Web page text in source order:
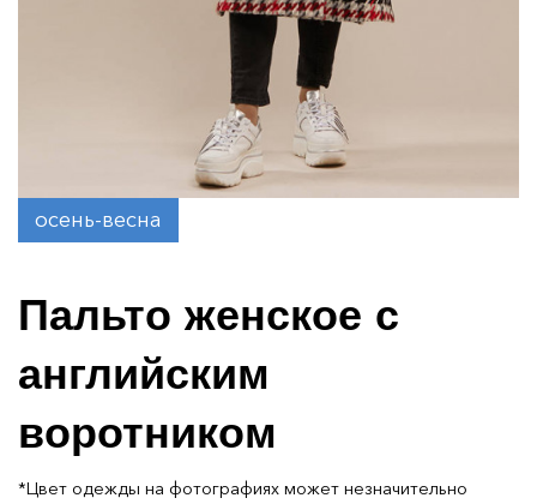
осень-весна
Пальто женское с
английским
воротником
*Цвет одежды на фотографиях может незначительно